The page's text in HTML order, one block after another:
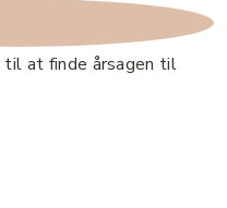
til at finde årsagen til